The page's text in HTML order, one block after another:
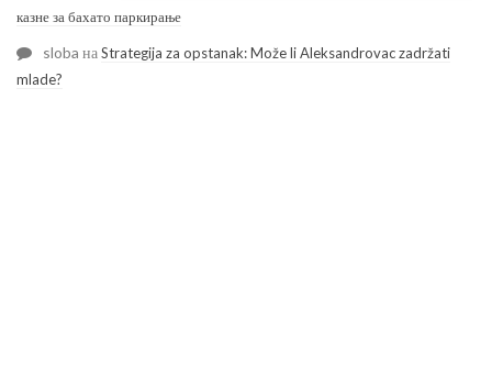
казне за бахато паркирање
sloba наStrategija za opstanak: Može li Aleksandrovac zadržati
mlade?